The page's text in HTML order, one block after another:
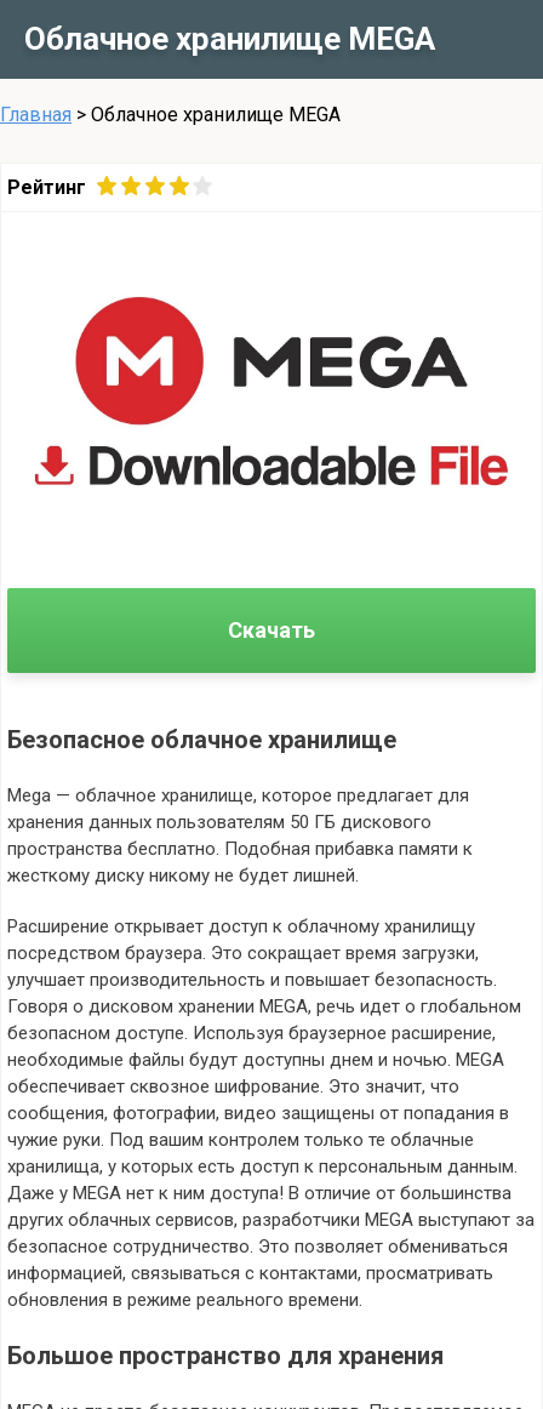
Облачное хранилище MEGA
Главная > Облачное хранилище MEGA
Рейтинг
Скачать
Безопасное облачное хранилище
Mega — облачное хранилище, которое предлагает для
хранения данных пользователям 50 ГБ дискового
пространства бесплатно. Подобная прибавка памяти к
жесткому диску никому не будет лишней.
Расширение открывает доступ к облачному хранилищу
посредством браузера. Это сокращает время загрузки,
улучшает производительность и повышает безопасность.
Говоря о дисковом хранении MEGA, речь идет о глобальном
безопасном доступе. Используя браузерное расширение,
необходимые файлы будут доступны днем и ночью. MEGA
обеспечивает сквозное шифрование. Это значит, что
сообщения, фотографии, видео защищены от попадания в
чужие руки. Под вашим контролем только те облачные
хранилища, у которых есть доступ к персональным данным.
Даже у MEGA нет к ним доступа! В отличие от большинства
других облачных сервисов, разработчики MEGA выступают за
безопасное сотрудничество. Это позволяет обмениваться
информацией, связываться с контактами, просматривать
обновления в режиме реального времени.
Большое пространство для хранения